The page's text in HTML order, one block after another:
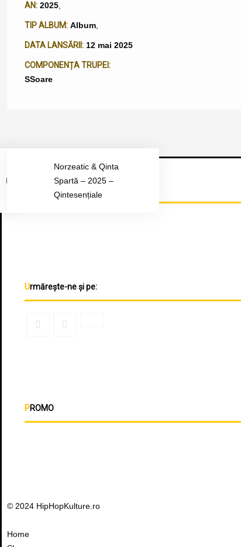
AN: 2025
TIP ALBUM: Album
DATA LANSĂRII: 12 mai 2025
COMPONENȚA TRUPEI:
SSoare
Norzeatic & Qinta
Spartă – 2025 –
Qintesențiale
Urmărește-ne și pe:
PROMO
© 2024 HipHopKulture.ro
Home